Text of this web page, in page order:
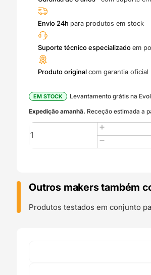
Envio 24h para produtos em stock
Suporte técnico especializadoem
Produto originalcom garantia oficial
EM STOCK
Levantamento grátis na
Expedição amanhã. Receção estimada a
Quantidade
de
Bambu
Removable
Vinyl
(10
Outros makers também
Produtos testados em conjunto